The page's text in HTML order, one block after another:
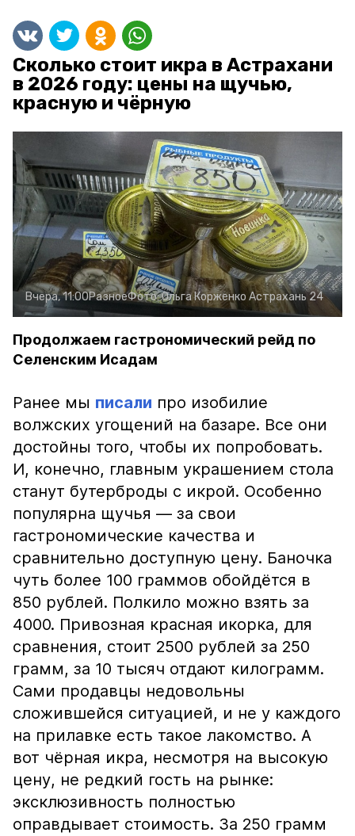
Сколько стоит икра в Астрахани
в 2026 году: цены на щучью,
красную и чёрную
Вчера, 11:00РазноеФото:Ольга Корженко Астрахань 24
Продолжаем гастрономический рейд по
Селенским Исадам
Ранее мы писали про изобилие
волжских угощений на базаре. Все они
достойны того, чтобы их попробовать.
И, конечно, главным украшением стола
станут бутерброды с икрой. Особенно
популярна щучья — за свои
гастрономические качества и
сравнительно доступную цену. Баночка
чуть более 100 граммов обойдётся в
850 рублей. Полкило можно взять за
4000. Привозная красная икорка, для
сравнения, стоит 2500 рублей за 250
грамм, за 10 тысяч отдают килограмм.
Сами продавцы недовольны
сложившейся ситуацией, и не у каждого
на прилавке есть такое лакомство. А
вот чёрная икра, несмотря на высокую
цену, не редкий гость на рынке:
эксклюзивность полностью
оправдывает стоимость. За 250 грамм